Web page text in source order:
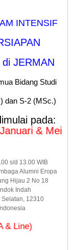
INTENSIF
di JERMAN
Bidang Studi
dan S-2 (MSc.)
pada:
& Mei 2026
s/d 13.00 WIB
Alumni Eropa
Hijau 2 No 18
Indah
Selatan, 12310